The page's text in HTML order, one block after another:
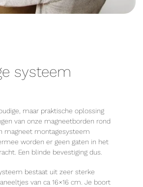
systeem
maar praktische oplossing
van onze magneetborden rond
magneet montagesysteem
worden er geen gaten in het
Een blinde bevestiging dus.
bestaat uit zeer sterke
van ca 16×16 cm. Je boort